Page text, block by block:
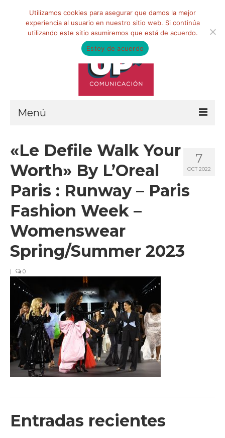
Menú
Qué hacemos
Marketing de influencia
CLIENTES
CONTACTO
7
OCT 2022
«Le Defile Walk Your
Worth» By L’Oreal
Paris : Runway – Paris
Fashion Week –
Womenswear
Spring/Summer 2023
| 0
Entradas recientes
Utilizamos cookies para asegurar que damos la mejor
experiencia al usuario en nuestro sitio web. Si continúa
utilizando este sitio asumiremos que está de acuerdo.
Estoy de acuerdo